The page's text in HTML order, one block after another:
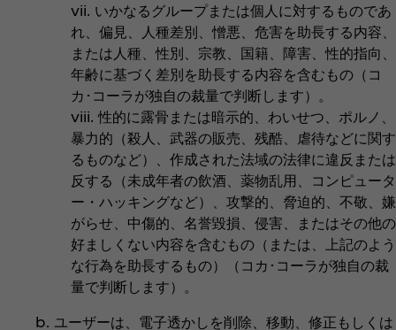
vii. いかなるグループまたは個人に対するものであ
れ、偏見、人種差別、憎悪、危害を助長する内容、
または人種、性別、宗教、国籍、障害、性的指向、
年齢に基づく差別を助長する内容を含むもの（コ
カ･コーラが独自の裁量で判断します）。
viii. 性的に露骨または暗示的、わいせつ、ポルノ、
暴力的（殺人、武器の販売、残酷、虐待などに関す
るものなど）、作成された法域の法律に違反または
反する（未成年者の飲酒、薬物乱用、コンピュータ
ー・ハッキングなど）、攻撃的、脅迫的、不敬、嫌
がらせ、中傷的、名誉毀損、侵害、またはその他の
好ましくない内容を含むもの（または、上記のよう
な行為を助長するもの）（コカ･コーラが独自の裁
量で判断します）。
b. ユーザーは、電子透かしを削除、移動、修正もしくは